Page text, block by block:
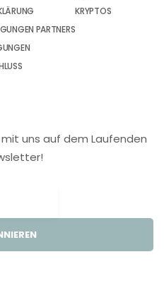
PARTNERS
KRYPTOS
uns auf dem Laufenden